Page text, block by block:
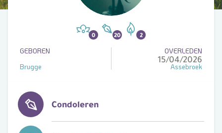
GEBOREN
Brugge
OVERLEDEN
15/04/2026
Assebroek
Condoleren